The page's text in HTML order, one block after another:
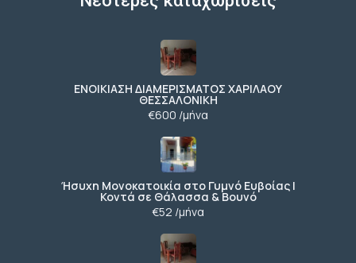
ΕΝΟΙΚΙΑΣΗ ΔΙΑΜΕΡΙΣΜΑΤΟΣ ΧΑΡΙΛΑΟΥ
ΘΕΣΣΑΛΟΝΙΚΗ
€600 /μήνα
Ήσυχη Μονοκατοικία στο Γυμνό Ευβοίας |
Κοντά σε Θάλασσα & Βουνό
€52 /μήνα